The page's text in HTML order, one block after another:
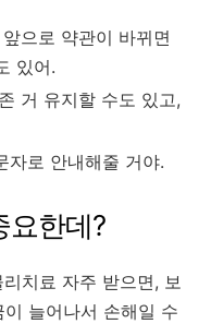
으로 약관이 바뀌면
있어.
거 유지할 수도 있고,
자로 안내해줄 거야.
요한데?
치료 자주 받으면, 보
늘어나서 손해일 수